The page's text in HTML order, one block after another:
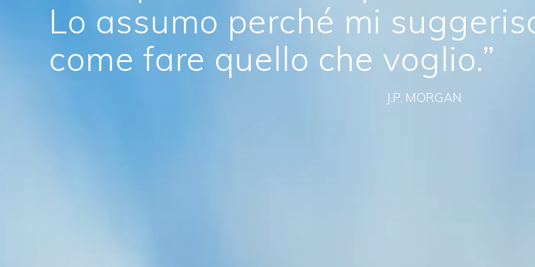
Lo assumo perché mi
come fare quello che voglio.”
J.P. MORGAN